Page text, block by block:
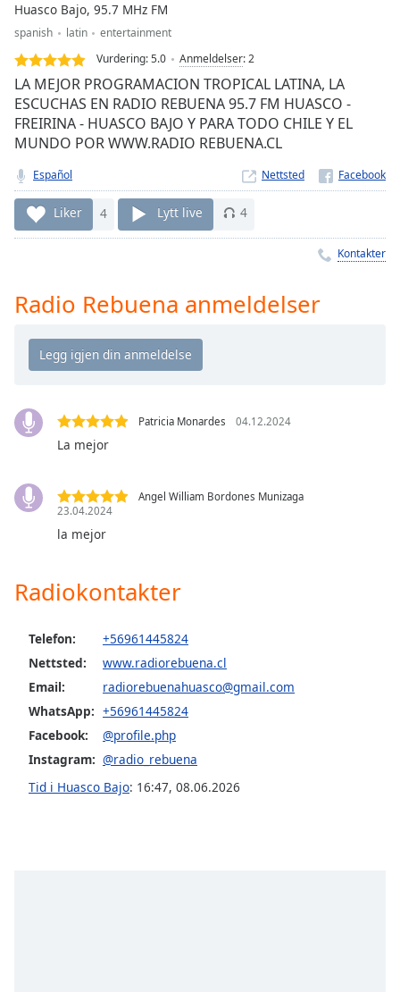
-:-
Loaded:
0.00%
Stream
TypeLIVE
Seek to
live,
currently
live LIVE
Remaining
Time-
Playback
Rate
Chapters
Chapters
Descriptions
descriptions
selected
opens
settings
subtitles
off,
selected
Track
Picture-
Huasco Bajo, 95.7 MHz FM
spanish latin
entertainment
Vurdering:5.0 Anmeldelser:2
LA MEJOR PROGRAMACION TROPICAL LATINA, LA
ESCUCHAS EN RADIO REBUENA 95.7 FM HUASCO -
FREIRINA - HUASCO BAJO Y PARA TODO CHILE Y EL
MUNDO POR WWW.RADIO REBUENA.CL
Español Nettsted
Liker 4 Lytt live 4
Kontakter
Radio Rebuena anmeldelser
Patricia Monardes 04.12.2024
La mejor
Angel William Bordones Munizaga
23.04.2024
la mejor
Radiokontakter
Telefon:
+56961445824
Nettsted:
www.radiorebuena.cl
Email:
radiorebuenahuasco@gmail.com
WhatsApp: +56961445824
Facebook:
@profile.php
Instagram: @radio_rebuena
Tid i Huasco Bajo: 16:47, 08.06.2026